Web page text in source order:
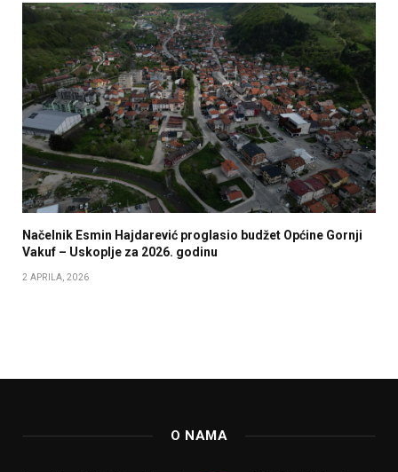
Načelnik Esmin Hajdarević proglasio budžet Općine Gornji
Vakuf – Uskoplje za 2026. godinu
2 APRILA, 2026
O NAMA